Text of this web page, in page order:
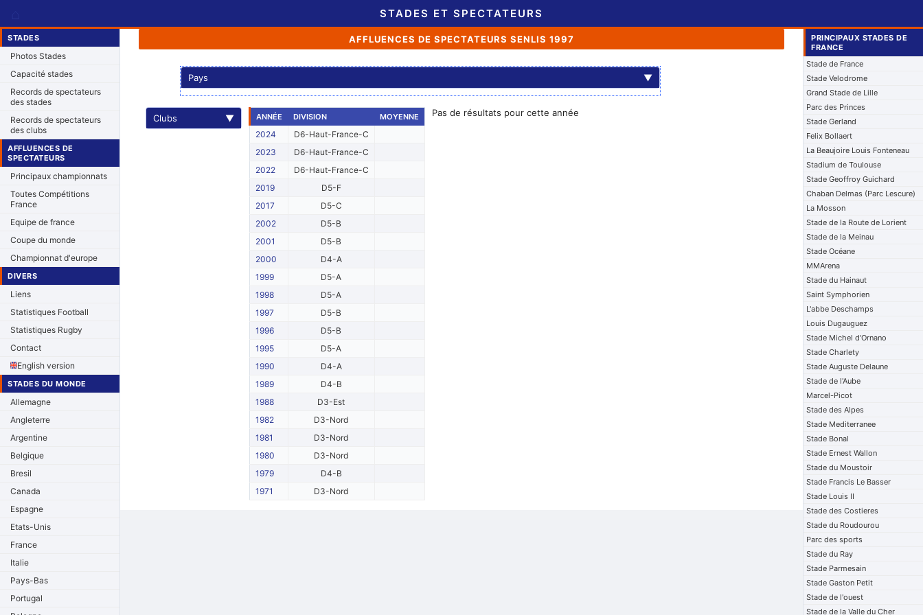
STADES ET SPECTATEURS
STADES
Photos Stades
Capacité stades
Records de spectateurs
des stades
Records de spectateurs
des clubs
AFFLUENCES DE
SPECTATEURS
Principaux championnats
Toutes Compétitions
France
Equipe de france
Coupe du monde
Championnat d'europe
DIVERS
Liens
Statistiques Football
Statistiques Rugby
Contact
English version
STADES DU MONDE
Allemagne
Angleterre
Argentine
Belgique
Bresil
Canada
Espagne
Etats-Unis
France
Italie
Pays-Bas
Portugal
AFFLUENCES DE SPECTATEURS SENLIS 1997
Pays ▼
Clubs ▼ ANNÉE DIVISION MOYENNE
2024
D6-Haut-France-C
2023
D6-Haut-France-C
2022
D6-Haut-France-C
2019
D5-F
2017
D5-C
2002
D5-B
2001
D5-B
2000
D4-A
1999
D5-A
1998
D5-A
1997
D5-B
1996
D5-B
1995
D5-A
1990
D4-A
1989
D4-B
1988
D3-Est
1982
D3-Nord
1981
D3-Nord
1980
D3-Nord
1979
D4-B
1971
D3-Nord
Pas de résultats pour cette année
PRINCIPAUX STADES DE
FRANCE
Stade de France
Stade Velodrome
Grand Stade de Lille
Parc des Princes
Stade Gerland
Felix Bollaert
La Beaujoire Louis Fonteneau
Stadium de Toulouse
Stade Geoffroy Guichard
Chaban Delmas (Parc Lescure)
La Mosson
Stade de la Route de Lorient
Stade de la Meinau
Stade Océane
MMArena
Stade du Hainaut
Saint Symphorien
L'abbe Deschamps
Louis Dugauguez
Stade Michel d'Ornano
Stade Charlety
Stade Auguste Delaune
Stade de l'Aube
Marcel-Picot
Stade des Alpes
Stade Mediterranee
Stade Bonal
Stade Ernest Wallon
Stade du Moustoir
Stade Francis Le Basser
Stade Louis II
Stade des Costieres
Stade du Roudourou
Parc des sports
Stade du Ray
Stade Parmesain
Stade Gaston Petit
Stade de l'ouest
Stade de la Valle du Cher